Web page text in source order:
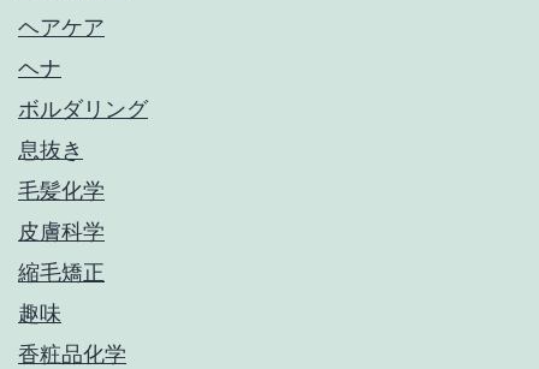
ヘアケア
ヘナ
ボルダリング
息抜き
毛髪化学
皮膚科学
縮毛矯正
趣味
香粧品化学